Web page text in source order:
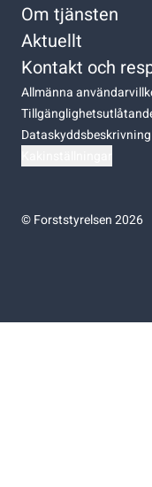
Om tjänsten
Aktuellt
Kontakt och
Allmänna
Dataskyddsbeskrivning
©Forststyrelsen 2026